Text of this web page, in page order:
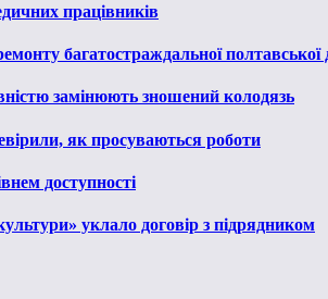
працівників
багатостраждальної полтавської
замінюють зношений колодязь
як просуваються роботи
доступності
уклало договір з підрядником